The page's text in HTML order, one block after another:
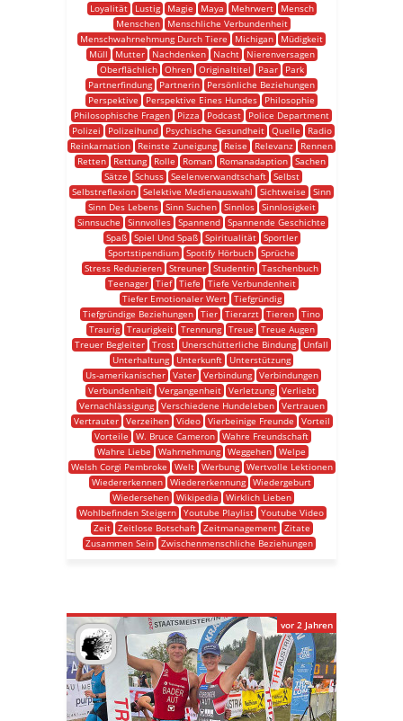
Loyalität
Lustig Magie Maya Mehrwert
Mensch
Menschen
Menschliche Verbundenheit
Menschwahrnehmung Durch Tiere
Michigan
Müdigkeit
Müll
Mutter Nachdenken Nacht
Nierenversagen
Oberflächlich
Ohren Originaltitel Paar
Park
Partnerfindung
Partnerin
Persönliche Beziehungen
Perspektive
Perspektive Eines Hundes
Philosophie
Philosophische Fragen
Pizza Podcast
Police Department
Polizei
Polizeihund Psychische Gesundheit Quelle
Radio
Reinkarnation
Reinste Zuneigung Reise Relevanz
Rennen
Retten
Rettung Rolle Roman Romanadaption Sachen
Sätze
Schuss Seelenverwandtschaft
Selbst
Selbstreflexion Selektive Medienauswahl Sichtweise
Sinn
Sinn Des Lebens
Sinn Suchen Sinnlos
Sinnlosigkeit
Sinnsuche
Sinnvolles Spannend Spannende Geschichte
Spaß
Spiel Und Spaß Spiritualität
Sportler
Sportstipendium Spotify Hörbuch Sprüche
Stress Reduzieren Streuner Studentin Taschenbuch
Teenager
Tief Tiefe
Tiefe Verbundenheit
Tiefer Emotionaler Wert
Tiefgründig
Tiefgründige Beziehungen Tier Tierarzt Tieren Tino
Traurig
Traurigkeit Trennung Treue
Treue Augen
Treuer Begleiter Trost Unerschütterliche Bindung
Unfall
Unterhaltung
Unterkunft
Unterstützung
Us-amerikanischer
Vater Verbindung
Verbindungen
Verbundenheit
Vergangenheit Verletzung
Verliebt
Vernachlässigung
Verschiedene Hundeleben
Vertrauen
Vertrauter
Verzeihen Video Vierbeinige Freunde
Vorteil
Vorteile
W. Bruce Cameron Wahre Freundschaft
Wahre Liebe
Wahrnehmung Weggehen Welpe
Welsh Corgi Pembroke
Welt Werbung
Wertvolle Lektionen
Wiedererkennen Wiedererkennung Wiedergeburt
Wiedersehen
Wikipedia
Wirklich Lieben
Wohlbefinden Steigern Youtube Playlist Youtube Video
Zeit
Zeitlose Botschaft Zeitmanagement
Zitate
Zusammen Sein Zwischenmenschliche Beziehungen
vor 2 Jahren